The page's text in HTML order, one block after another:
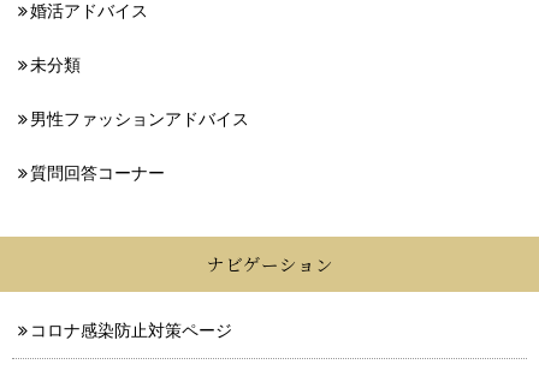
婚活アドバイス
未分類
男性ファッションアドバイス
質問回答コーナー
ナビゲーション
コロナ感染防止対策ページ